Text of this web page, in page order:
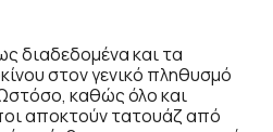
διαδεδομένα και τα
στον γενικό πληθυσμό
καθώς όλο και
αποκτούν τατουάζ από